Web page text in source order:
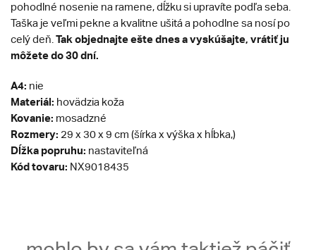
pohodlné nosenie na ramene, dĺžku si upravíte podľa seba.
Taška je veľmi pekne a kvalitne ušitá a pohodlne sa nosí po
celý deň. Tak objednajte ešte dnes a vyskúšajte, vrátiť ju
môžete do 30 dní.
A4: nie
Materiál: hovädzia koža
Kovanie: mosadzné
Rozmery: 29 x 30 x 9 cm (šírka x výška x hĺbka,)
Dĺžka popruhu: nastaviteľná
Kód tovaru: NX9018435